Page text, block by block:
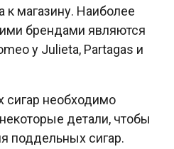
к магазину. Наиболее
брендами являются
y Julieta, Partagas и
сигар необходимо
детали, чтобы
поддельных сигар.